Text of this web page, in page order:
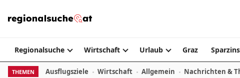
Regionalsuche Wirtschaft Urlaub Graz
THEMEN Ausflugsziele Wirtschaft Allgemein Nachrichten &